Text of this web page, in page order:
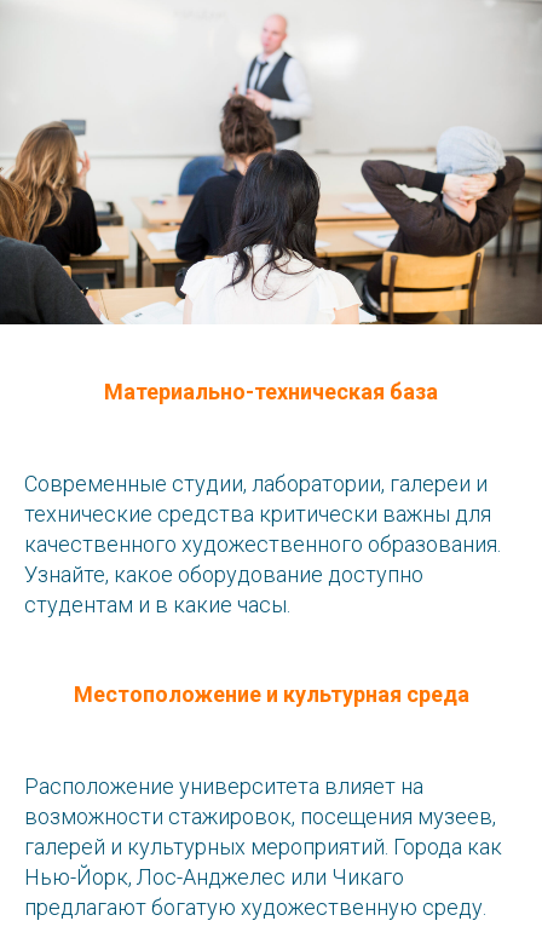
Материально-техническая база
Современные студии, лаборатории, галереи и
технические средства критически важны для
качественного художественного образования.
Узнайте, какое оборудование доступно
студентам и в какие часы.
Местоположение и культурная среда
Расположение университета влияет на
возможности стажировок, посещения музеев,
галерей и культурных мероприятий. Города как
Нью-Йорк, Лос-Анджелес или Чикаго
предлагают богатую художественную среду.